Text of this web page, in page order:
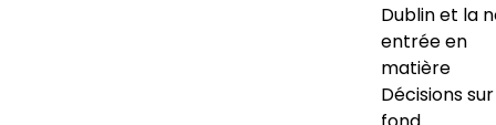
Dublin et la
entrée en
matière
Décisions